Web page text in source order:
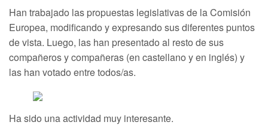
Idioma:
Erasmus +
Portfolio
Proyectos
Normativas
Han trabajado las propuestas legislativas de la Comisión
Europea, modificando y expresando sus diferentes puntos
de vista. Luego, las han presentado al resto de sus
compañeros y compañeras (en castellano y en inglés) y
las han votado entre todos/as.
Ha sido una actividad muy interesante.